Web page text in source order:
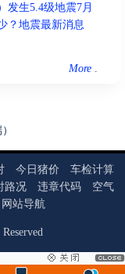
发生5.4级地震7月
？地震最新消息
More
今日猪价
车检计算
路况 违章代码
空气
网站导航